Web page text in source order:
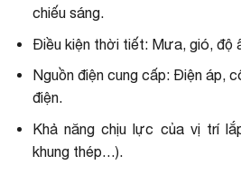
chiếu sáng.
Điều kiện thời tiết: Mưa, gió, độ
Nguồn điện cung cấp: Điện áp,
điện.
Khả năng chịu lực của vị trí
khung thép…).